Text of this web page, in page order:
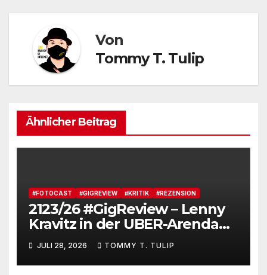
Von
Tommy T. Tulip
Ähnlicher Beitrag
#FOTOCAST #GIGREVIEW #KRITIK #REZENSION
2123/26 #GigReview – Lenny
Kravitz in der UBER-Arenda
#LetLoveRule – Deutsche Cis-
Kartoffel zieht nochmal die
Lederjacke an. Tommy, das
JULI 28, 2026 TOMMY T. TULIP